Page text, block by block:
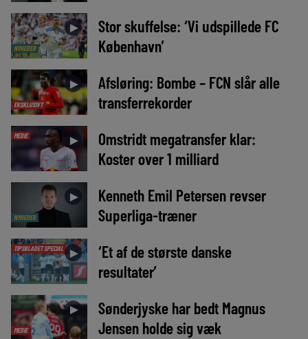
NYHEDER
►
Stor skuffelse: ‘Vi udspillede FC
København’
EKSKLUSIVT
►
Afsløring: Bombe – FCN slår alle
transferrekorder
MEDIE ►
Omstridt megatransfer klar:
Koster over 1 milliard
NYHEDER
►
Kenneth Emil Petersen revser
Superliga-træner
TIPSBLADET SPECIAL ►
‘Et af de største danske
resultater’
MEDIE
►
Sønderjyske har bedt Magnus
Jensen holde sig væk